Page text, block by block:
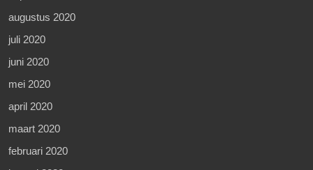
augustus 2020
juli 2020
juni 2020
mei 2020
april 2020
maart 2020
februari 2020